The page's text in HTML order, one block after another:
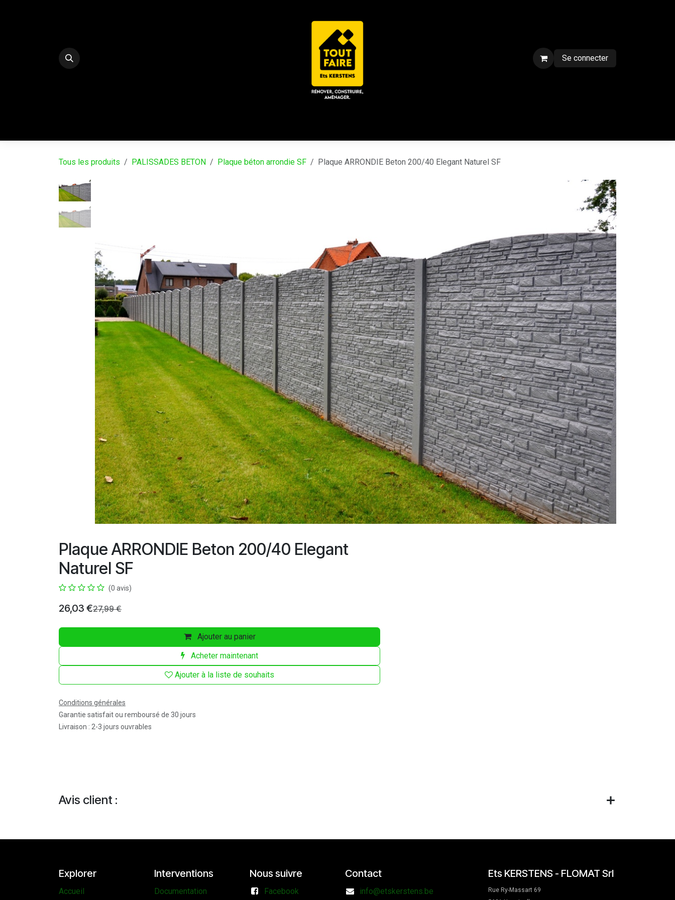
Se connecter
Tous les produits PALISSADES BETON Plaque béton arrondie SF Plaque ARRONDIE Beton 200/40 Elegant Naturel SF
Plaque ARRONDIE Beton 200/40 Elegant
Naturel SF
(0 avis)
26,03 €27,99€
Ajouter au panier
Acheter maintenant
Ajouter à la liste de souhaits
Conditions générales
Garantie satisfait ou remboursé de 30 jours
Livraison : 2-3 jours ouvrables
Avis client :
Explorer
Accueil
Interventions
Documentation
Nous suivre
Facebook
Contact
info@etskerstens.be
Ets KERSTENS - FLOMAT Srl
Rue Ry-Massart 69